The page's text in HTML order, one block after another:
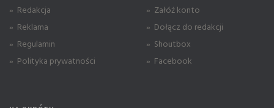
» Redakcja
» Reklama
» Regulamin
» Polityka prywatności
» Załóż konto
» Dołącz do redakcji
» Shoutbox
» Facebook